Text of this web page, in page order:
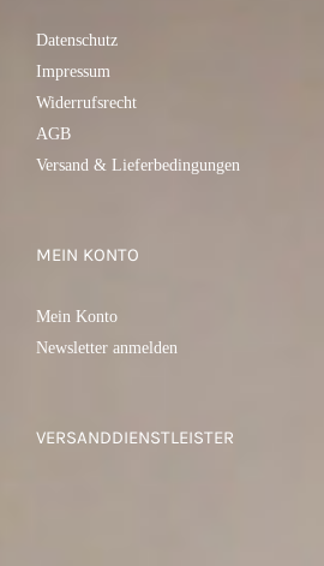
Datenschutz
Impressum
Widerrufsrecht
AGB
Versand & Lieferbedingungen
MEIN KONTO
Mein Konto
Newsletter anmelden
VERSANDDIENSTLEISTER